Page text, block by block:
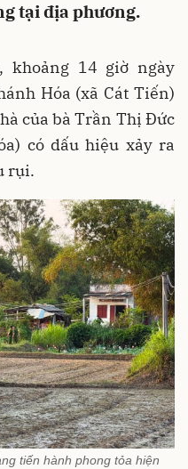
tại địa phương.
khoảng 14 giờ ngày
Hóa (xã Cát Tiến)
của bà Trần Thị Đức
có dấu hiệu xảy ra
rụi.
tiến hành phong tỏa hiện